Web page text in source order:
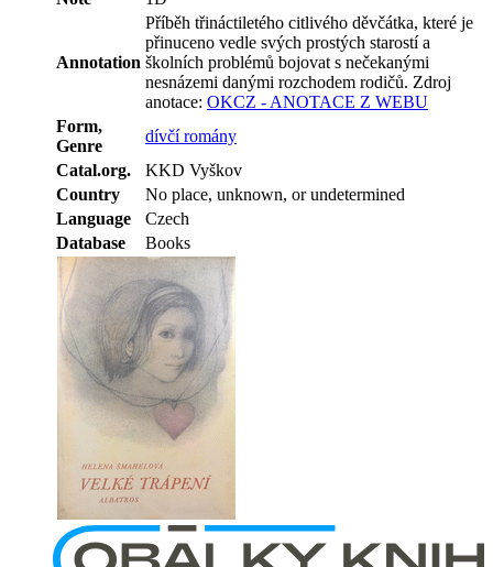
Annotation
Příběh třináctiletého citlivého děvčátka, které je
přinuceno vedle svých prostých starostí a
školních problémů bojovat s nečekanými
nesnázemi danými rozchodem rodičů. Zdroj
anotace: OKCZ - ANOTACE Z WEBU
Form,
Genre
dívčí romány
Catal.org.
KKD Vyškov
Country
No place, unknown, or undetermined
Language
Czech
Database
Books